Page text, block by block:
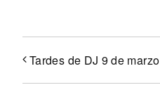
Tardes de DJ 9 de marzo